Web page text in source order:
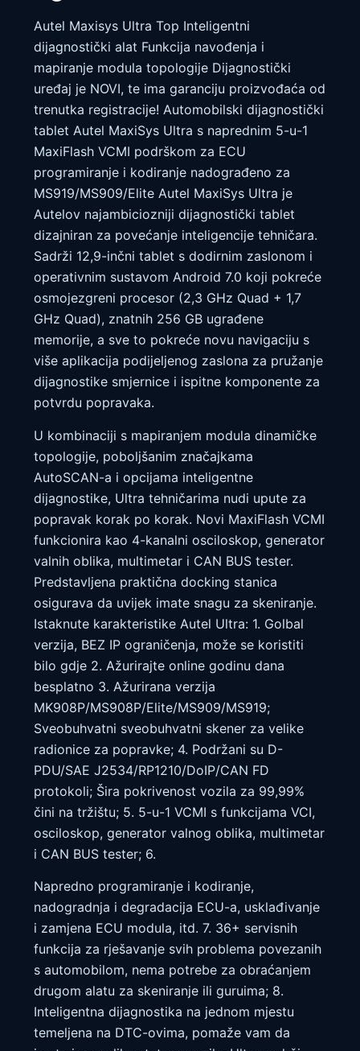
Autel Maxisys Ultra Top Inteligentni
dijagnostički alat Funkcija navođenja i
mapiranje modula topologije Dijagnostički
uređaj je NOVI, te ima garanciju proizvođaća od
trenutka registracije! Automobilski dijagnostički
tablet Autel MaxiSys Ultra s naprednim 5-u-1
MaxiFlash VCMI podrškom za ECU
programiranje i kodiranje nadograđeno za
MS919/MS909/Elite Autel MaxiSys Ultra je
Autelov najambiciozniji dijagnostički tablet
dizajniran za povećanje inteligencije tehničara.
Sadrži 12,9-inčni tablet s dodirnim zaslonom i
operativnim sustavom Android 7.0 koji pokreće
osmojezgreni procesor (2,3 GHz Quad + 1,7
GHz Quad), znatnih 256 GB ugrađene
memorije, a sve to pokreće novu navigaciju s
više aplikacija podijeljenog zaslona za pružanje
dijagnostike smjernice i ispitne komponente za
potvrdu popravaka.
U kombinaciji s mapiranjem modula dinamičke
topologije, poboljšanim značajkama
AutoSCAN-a i opcijama inteligentne
dijagnostike, Ultra tehničarima nudi upute za
popravak korak po korak. Novi MaxiFlash VCMI
funkcionira kao 4-kanalni osciloskop, generator
valnih oblika, multimetar i CAN BUS tester.
Predstavljena praktična docking stanica
osigurava da uvijek imate snagu za skeniranje.
Istaknute karakteristike Autel Ultra: 1. Golbal
verzija, BEZ IP ograničenja, može se koristiti
bilo gdje 2. Ažurirajte online godinu dana
besplatno 3. Ažurirana verzija
MK908P/MS908P/Elite/MS909/MS919;
Sveobuhvatni sveobuhvatni skener za velike
radionice za popravke; 4. Podržani su D-
PDU/SAE J2534/RP1210/DoIP/CAN FD
protokoli; Šira pokrivenost vozila za 99,99%
čini na tržištu; 5. 5-u-1 VCMI s funkcijama VCI,
osciloskop, generator valnog oblika, multimetar
i CAN BUS tester; 6.
Napredno programiranje i kodiranje,
nadogradnja i degradacija ECU-a, usklađivanje
i zamjena ECU modula, itd. 7. 36+ servisnih
funkcija za rješavanje svih problema povezanih
s automobilom, nema potrebe za obraćanjem
drugom alatu za skeniranje ili guruima; 8.
Inteligentna dijagnostika na jednom mjestu
temeljena na DTC-ovima, pomaže vam da